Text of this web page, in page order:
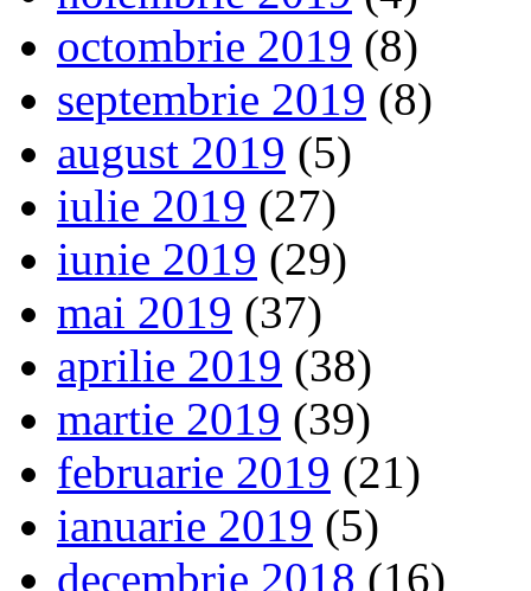
octombrie 2019 (8)
septembrie 2019 (8)
august 2019 (5)
iulie 2019 (27)
iunie 2019 (29)
mai 2019 (37)
aprilie 2019 (38)
martie 2019 (39)
februarie 2019 (21)
ianuarie 2019 (5)
decembrie 2018 (16)